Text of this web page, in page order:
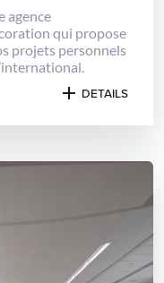
agence
qui propose
projets personnels
DETAILS